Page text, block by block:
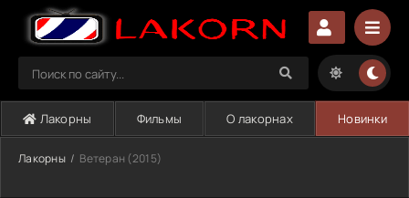
Лакорны Фильмы О лакорнах Новинки
Лакорны Ветеран (2015)